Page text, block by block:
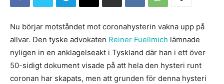
Nu börjar motståndet mot coronahysterin vakna upp på
allvar. Den tyske advokaten Reiner Fuellmich lämnade
nyligen in en anklagelseakt i Tyskland där han i ett över
50-sidigt dokument visade på att hela den hysteri runt
coronan har skapats, men att grunden för denna hysteri